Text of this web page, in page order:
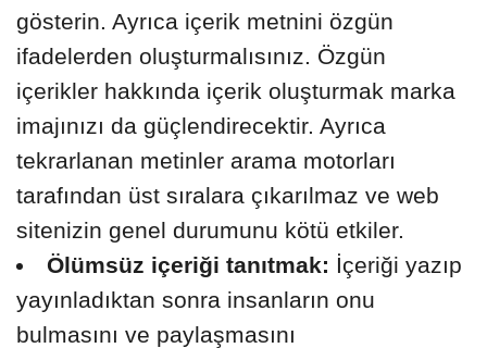
gösterin. Ayrıca içerik metnini özgün
ifadelerden oluşturmalısınız. Özgün
içerikler hakkında içerik oluşturmak marka
imajınızı da güçlendirecektir. Ayrıca
tekrarlanan metinler arama motorları
tarafından üst sıralara çıkarılmaz ve web
sitenizin genel durumunu kötü etkiler.
Ölümsüz içeriği tanıtmak: İçeriği yazıp
yayınladıktan sonra insanların onu
bulmasını ve paylaşmasını